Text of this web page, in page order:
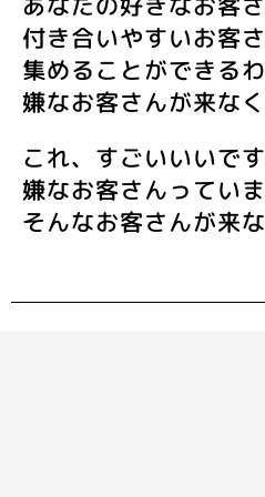
付き合いやすいお客
集めることができるわ
嫌なお客さんが来な
これ、すごいいいで
嫌なお客さんっていま
そんなお客さんが来